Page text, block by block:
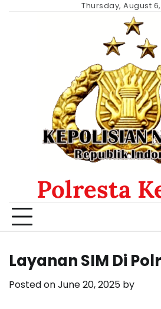
Thursday, August
Polresta
Layanan SIM Di
Posted onJune 20, 2025 by